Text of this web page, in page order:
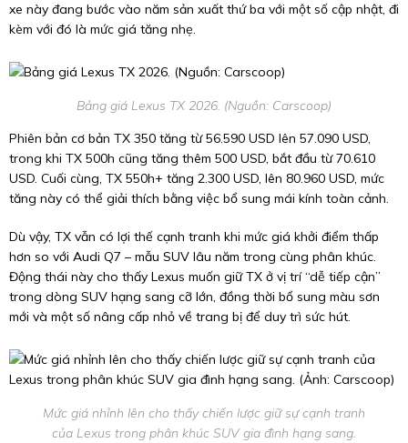
xe này đang bước vào năm sản xuất thứ ba với một số cập nhật, đi
kèm với đó là mức giá tăng nhẹ.
Bảng giá Lexus TX 2026. (Nguồn: Carscoop)
Phiên bản cơ bản TX 350 tăng từ 56.590 USD lên 57.090 USD,
trong khi TX 500h cũng tăng thêm 500 USD, bắt đầu từ 70.610
USD. Cuối cùng, TX 550h+ tăng 2.300 USD, lên 80.960 USD, mức
tăng này có thể giải thích bằng việc bổ sung mái kính toàn cảnh.
Dù vậy, TX vẫn có lợi thế cạnh tranh khi mức giá khởi điểm thấp
hơn so với Audi Q7 – mẫu SUV lâu năm trong cùng phân khúc.
Động thái này cho thấy Lexus muốn giữ TX ở vị trí “dễ tiếp cận”
trong dòng SUV hạng sang cỡ lớn, đồng thời bổ sung màu sơn
mới và một số nâng cấp nhỏ về trang bị để duy trì sức hút.
Mức giá nhỉnh lên cho thấy chiến lược giữ sự cạnh tranh
của Lexus trong phân khúc SUV gia đình hạng sang.